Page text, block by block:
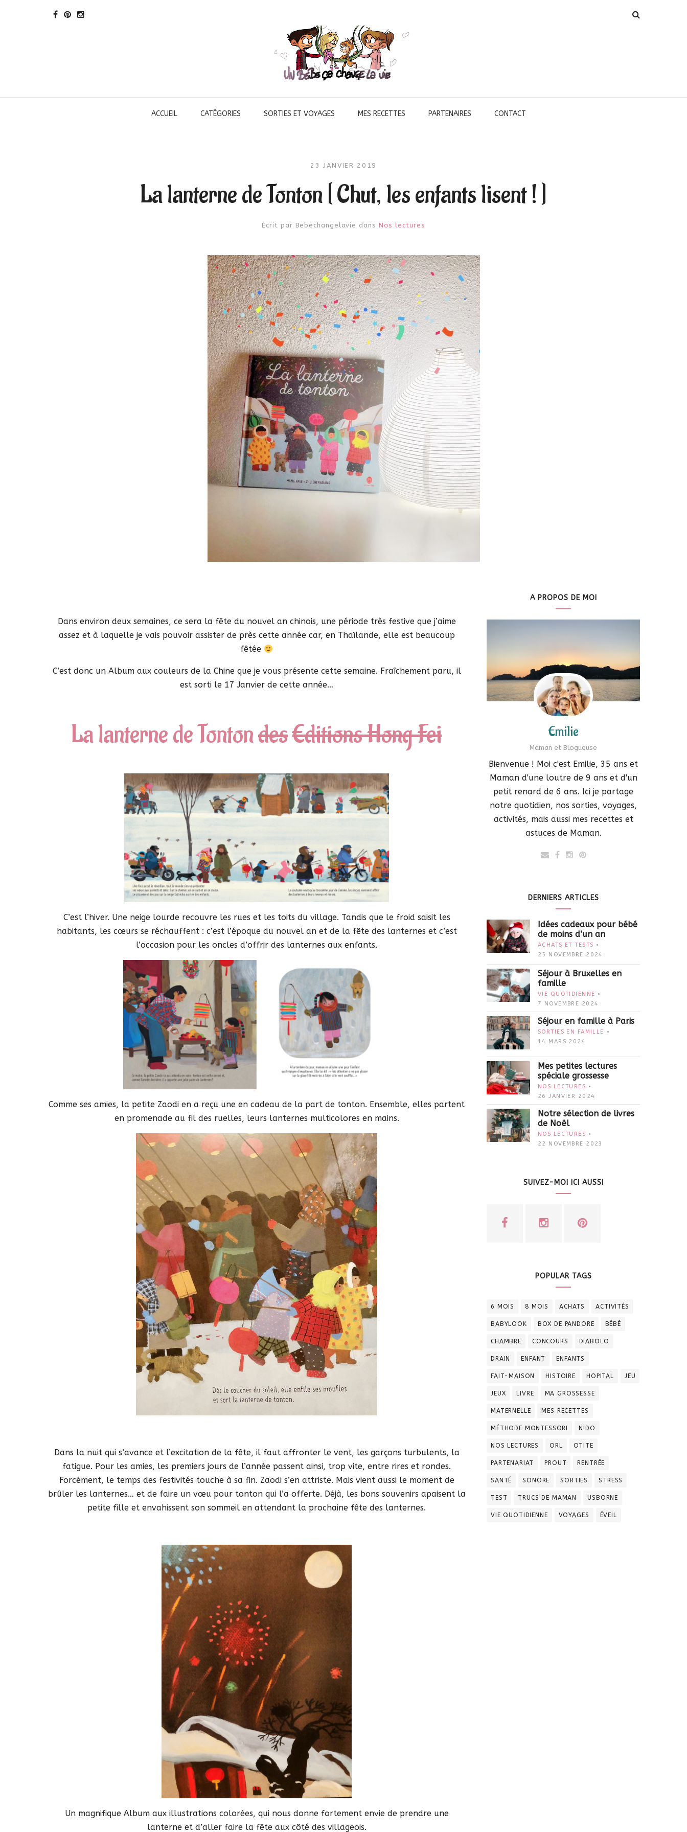
ACCUEIL CATÉGORIES SORTIES ET VOYAGES MES RECETTES PARTENAIRES CONTACT
23 JANVIER 2019
La lanterne de Tonton [ Chut, les enfants lisent ! ]
Écrit par Bebechangelavie dans Nos lectures
Dans environ deux semaines, ce sera la fête du nouvel an chinois, une période très festive que j’aime
assez et à laquelle je vais pouvoir assister de près cette année car, en Thaïlande, elle est beaucoup
fêtée
C’est donc un Album aux couleurs de la Chine que je vous présente cette semaine. Fraîchement paru, il
est sorti le 17 Janvier de cette année…
La lanterne de TontondesEditions Hong Fei
C’est l’hiver. Une neige lourde recouvre les rues et les toits du village. Tandis que le froid saisit les
habitants, les cœurs se réchauffent : c’est l’époque du nouvel an et de la fête des lanternes et c’est
l’occasion pour les oncles d’offrir des lanternes aux enfants.
Comme ses amies, la petite Zaodi en a reçu une en cadeau de la part de tonton. Ensemble, elles partent
en promenade au fil des ruelles, leurs lanternes multicolores en mains.
Dans la nuit qui s’avance et l’excitation de la fête, il faut affronter le vent, les garçons turbulents, la
fatigue. Pour les amies, les premiers jours de l’année passent ainsi, trop vite, entre rires et rondes.
Forcément, le temps des festivités touche à sa fin. Zaodi s’en attriste. Mais vient aussi le moment de
brûler les lanternes… et de faire un vœu pour tonton qui l’a offerte. Déjà, les bons souvenirs apaisent la
petite fille et envahissent son sommeil en attendant la prochaine fête des lanternes.
Un magnifique Album aux illustrations colorées, qui nous donne fortement envie de prendre une
lanterne et d’aller faire la fête aux côté des villageois.
A PROPOS DE MOI
Emilie
Maman et Blogueuse
Bienvenue ! Moi c'est Emilie, 35 ans et
Maman d'une loutre de 9 ans et d'un
petit renard de 6 ans. Ici je partage
notre quotidien, nos sorties, voyages,
activités, mais aussi mes recettes et
astuces de Maman.
DERNIERS ARTICLES
Idées cadeaux pour bébé
de moins d’un an
ACHATS ET TESTS
25 NOVEMBRE 2024
Séjour à Bruxelles en
famille
VIE QUOTIDIENNE
7 NOVEMBRE 2024
Séjour en famille à Paris
SORTIES EN FAMILLE
14 MARS 2024
Mes petites lectures
spéciale grossesse
NOS LECTURES
26 JANVIER 2024
Notre sélection de livres
de Noël
NOS LECTURES
22 NOVEMBRE 2023
SUIVEZ-MOI ICI AUSSI
POPULAR TAGS
6 MOIS 8 MOIS ACHATS ACTIVITÉS
BABYLOOK BOX DE PANDORE BÉBÉ
CHAMBRE CONCOURS DIABOLO
DRAIN ENFANT ENFANTS
FAIT-MAISON HISTOIRE HOPITAL JEU
JEUX LIVRE MA GROSSESSE
MATERNELLE MES RECETTES
MÉTHODE MONTESSORI NIDO
NOS LECTURES ORL OTITE
PARTENARIAT PROUT RENTRÉE
SANTÉ SONORE SORTIES STRESS
TEST TRUCS DE MAMAN USBORNE
VIE QUOTIDIENNE VOYAGES ÉVEIL